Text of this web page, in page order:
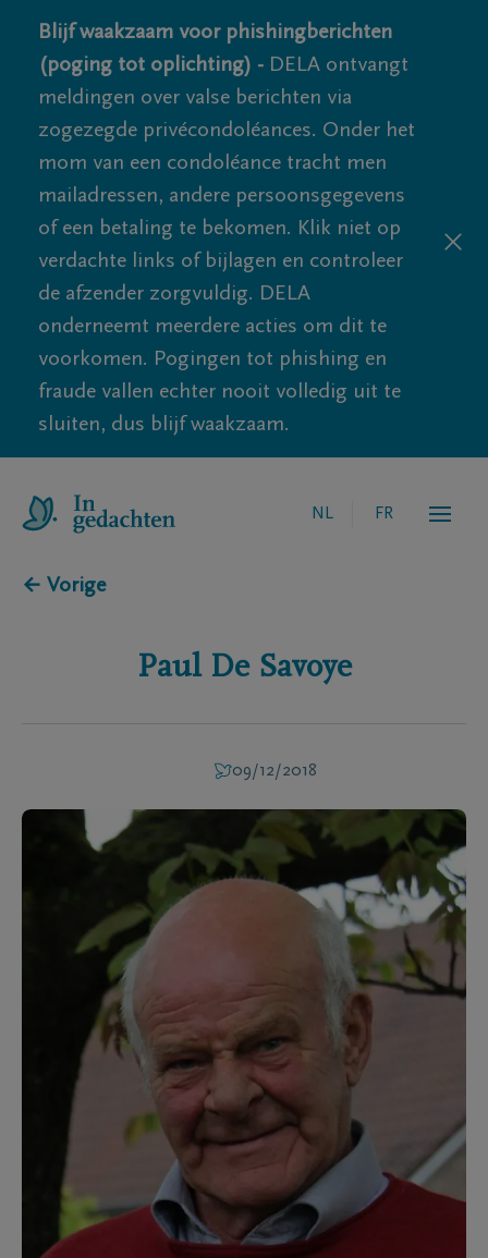
Blijf waakzaam voor phishingberichten
(poging tot oplichting) - DELA ontvangt
meldingen over valse berichten via
zogezegde privécondoléances. Onder het
mom van een condoléance tracht men
mailadressen, andere persoonsgegevens
of een betaling te bekomen. Klik niet op
verdachte links of bijlagen en controleer
de afzender zorgvuldig. DELA
onderneemt meerdere acties om dit te
voorkomen. Pogingen tot phishing en
fraude vallen echter nooit volledig uit te
sluiten, dus blijf waakzaam.
NL FR
← Vorige
Paul De Savoye
09/12/2018